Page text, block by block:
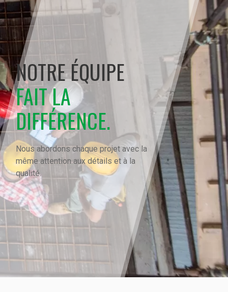
NOTRE ÉQUIPE
FAIT LA
DIFFÉRENCE.
Nous abordons chaque projet avec la
même attention aux détails et à la
qualité.